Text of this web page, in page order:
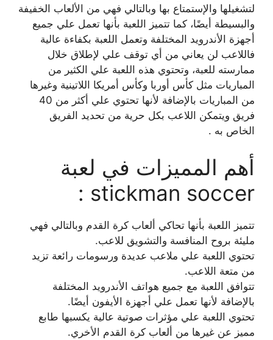
لتشغيلها والإستمتاع بها وبالتالي فهي من الألعاب الخفيفة
والبسيطة أيضًا، كما تتميز اللعبة بأنها تعمل علي جميع
أجهزة الأندرويد المختلفة وتعمل اللعبة بكفاءة عالية
فاللاعب لن يعاني من أي توقف علي لإطلاق خلال
ممارسته للعبة، وتحتوي هذه اللعبة علي الكثير من
المباريات مثل كأس أوربا وكأس أمريكا اللاتينية وغيرها
من المباريات بالإضافة لأنها تحتوي علي أكثر من 40
فريق ويتمكن اللاعب بكل حرية من تحديد الفريق
الخاص به .
أهم المميزات في لعبة
stickman soccer :
تتميز اللعبة بأنها تحاكي ألعاب كرة القدم وبالتالي فهي
مليئة بروح المنافسة والتشويق للاعب.
تحتوي اللعبة علي ملاعب عديدة ورسومات رائعة تزيد
من متعة اللاعب.
تتوافق اللعبة مع جميع هواتف الأندرويد المختلفة
بالإضافة لأنها تعمل علي أجهزة الأيفون أيضًا.
تحتوي اللعبة علي مؤثرات صوتية عالية يكسبها طابع
مميز عن غيرها من ألعاب كرة القدم الأخري.